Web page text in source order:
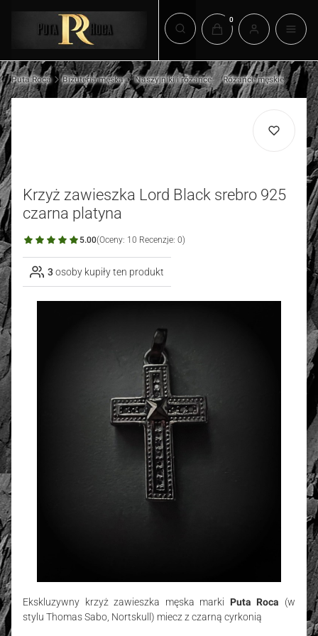
Otwórz wyszukiwarkę
Produkty w koszyku:
Puta Roca Biżuteria męska Naszyjniki i różańce Różańce męskie
Krzyż zawieszka Lord Black srebro 925
czarna platyna
5.00(Oceny: 10 Recenzje: 0)
3 osoby kupiły ten produkt
Ekskluzywny krzyż zawieszka męska marki Puta Roca (w
stylu Thomas Sabo, Nortskull) miecz z czarną cyrkonią